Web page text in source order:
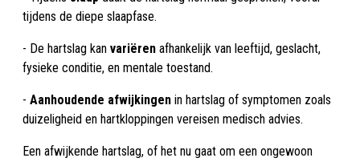
tijdens de diepe slaapfase.
- De hartslag kan variëren afhankelijk van leeftijd, geslacht,
fysieke conditie, en mentale toestand.
- Aanhoudende afwijkingen in hartslag of symptomen zoals
duizeligheid en hartkloppingen vereisen medisch advies.
Een afwijkende hartslag, of het nu gaat om een ongewoon